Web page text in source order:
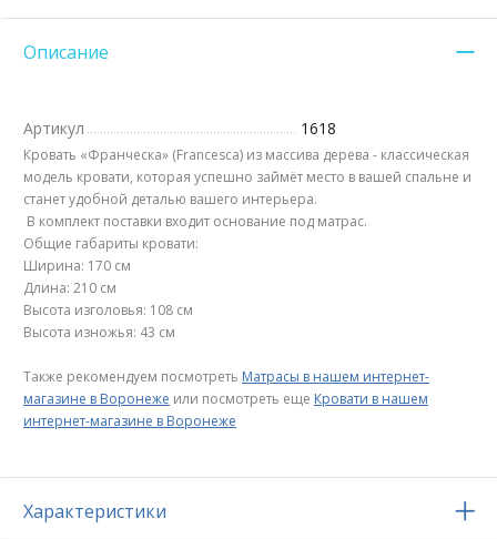
Описание
Артикул 1618
Кровать «Франческа» (Francesca) из массива дерева - классическая
модель кровати, которая успешно займёт место в вашей спальне и
станет удобной деталью вашего интерьера.
В комплект поставки входит основание под матрас.
Общие габариты кровати:
Ширина: 170 см
Длина: 210 см
Высота изголовья: 108 см
Высота изножья: 43 см
Также рекомендуем посмотреть Матрасы в нашем интернет-
магазине в Воронеже или посмотреть еще Кровати в нашем
интернет-магазине в Воронеже
Характеристики